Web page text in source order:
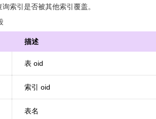
索引是否被其他索引覆盖。
描述
表 oid
索引 oid
表名